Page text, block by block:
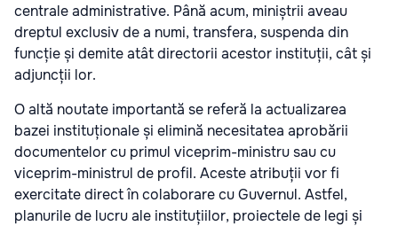
centrale administrative. Până acum, miniștrii aveau
dreptul exclusiv de a numi, transfera, suspenda din
funcție și demite atât directorii acestor instituții, cât și
adjuncții lor.
O altă noutate importantă se referă la actualizarea
bazei instituționale și elimină necesitatea aprobării
documentelor cu primul viceprim-ministru sau cu
viceprim-ministrul de profil. Aceste atribuții vor fi
exercitate direct în colaborare cu Guvernul. Astfel,
planurile de lucru ale instituțiilor, proiectele de legi și